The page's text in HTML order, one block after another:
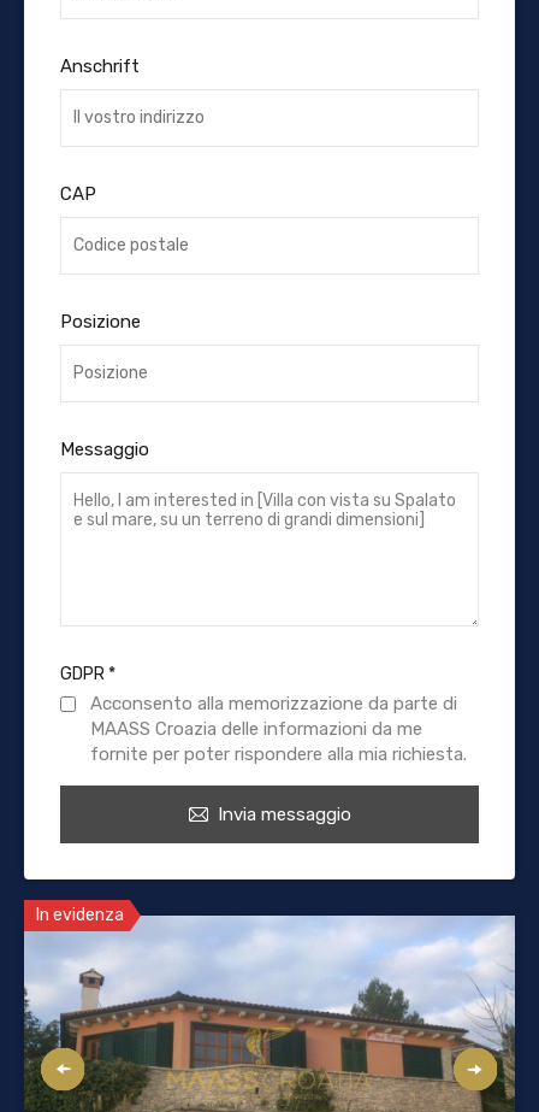
Anschrift
CAP
Posizione
Messaggio
GDPR*
Acconsento alla memorizzazione da parte di
MAASS Croazia delle informazioni da me
fornite per poter rispondere alla mia richiesta.
Invia messaggio
In evidenza